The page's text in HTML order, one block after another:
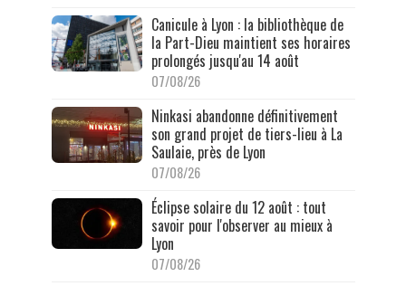
Canicule à Lyon : la bibliothèque de
la Part-Dieu maintient ses horaires
prolongés jusqu'au 14 août
07/08/26
Ninkasi abandonne définitivement
son grand projet de tiers-lieu à La
Saulaie, près de Lyon
07/08/26
Éclipse solaire du 12 août : tout
savoir pour l'observer au mieux à
Lyon
07/08/26